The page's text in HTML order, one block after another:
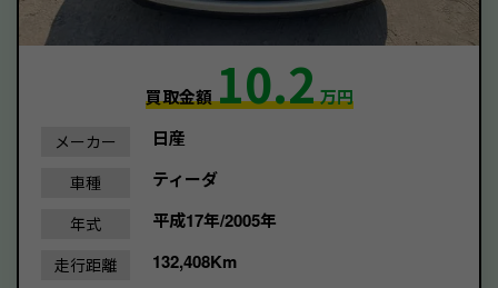
買取金額10.2万円
メーカー 日産
車種 ティーダ
年式 平成17年/2005年
走行距離 132,408Km